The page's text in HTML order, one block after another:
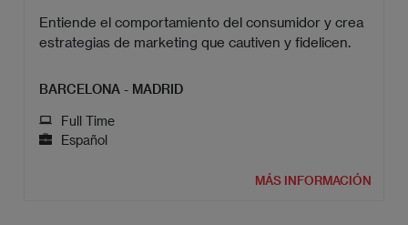
Entiende el comportamiento del consumidor y crea
estrategias de marketing que cautiven y fidelicen.
BARCELONA - MADRID
Full Time
Español
MÁS INFORMACIÓN